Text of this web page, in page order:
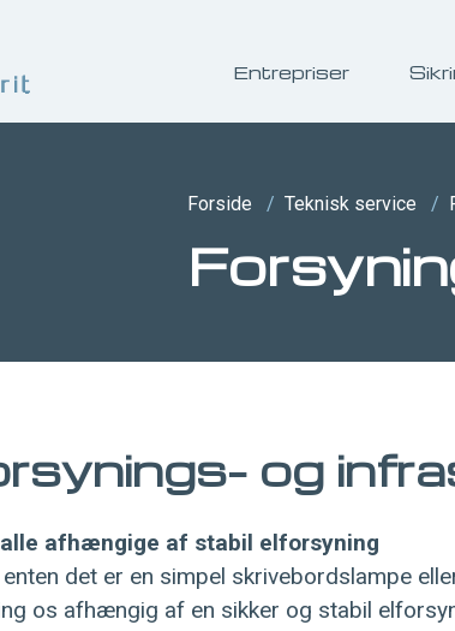
Entrepriser
Forside / Teknisk service /
og
afhængige af stabil elforsyning
enten det er en simpel skrivebordslampe
os afhængig af en sikker og stabil